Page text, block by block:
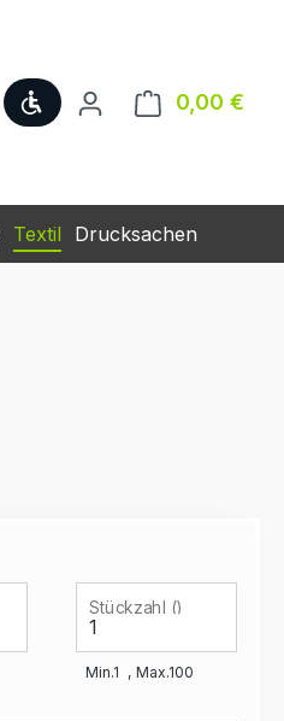
Werkzeugleiste anzeigen
0,00 €
Textil Drucksachen
Stückzahl ()
Min.1 Max.100